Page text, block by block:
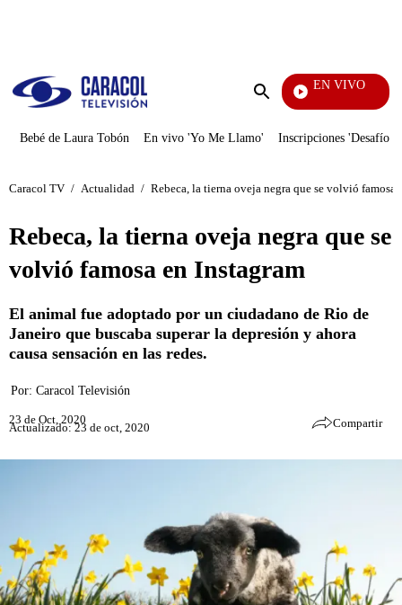
Enviar
EN VIVO
Yo Me Llamo
Bebé de Laura Tobón En vivo 'Yo Me Llamo' Inscripciones 'Desafío'
Caracol TV / Actualidad / Rebeca, la tierna oveja negra que se volvió famosa
Rebeca, la tierna oveja negra que se
volvió famosa en Instagram
El animal fue adoptado por un ciudadano de Rio de
Janeiro que buscaba superar la depresión y ahora
causa sensación en las redes.
Por: Caracol Televisión
23 de Oct, 2020
Actualizado: 23 de oct, 2020 Compartir